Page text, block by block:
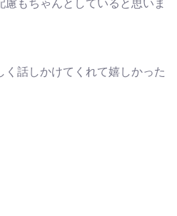
もちゃんとしていると思いま
話しかけてくれて嬉しかった